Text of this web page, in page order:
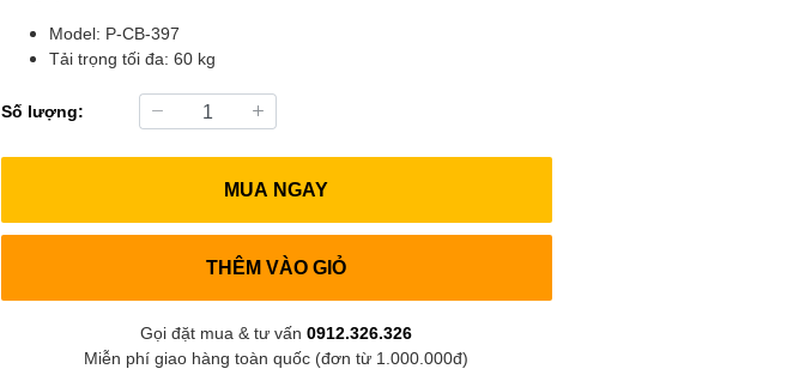
Model: P-CB-397
Tải trọng tối đa: 60 kg
Số lượng:
MUA NGAY
THÊM VÀO GIỎ
Gọi đặt mua & tư vấn0912.326.326
Miễn phí giao hàng toàn quốc (đơn từ 1.000.000đ)